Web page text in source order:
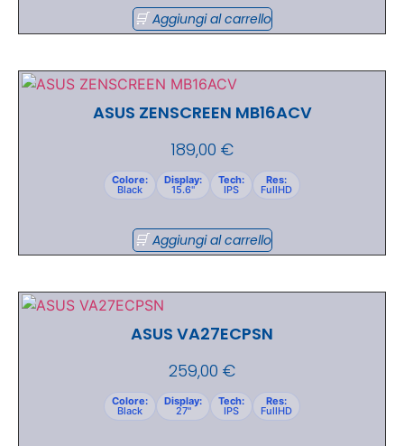
Aggiungi al carrello
ASUS ZENSCREEN MB16ACV
189,00 €
Colore:
Black
Display:
15.6"
Tech:
IPS
Res:
FullHD
Aggiungi al carrello
ASUS VA27ECPSN
259,00 €
Colore:
Black
Display:
27"
Tech:
IPS
Res:
FullHD